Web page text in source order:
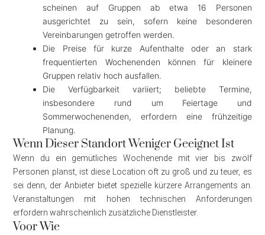
scheinen auf Gruppen ab etwa 16 Personen
ausgerichtet zu sein, sofern keine besonderen
Vereinbarungen getroffen werden.
Die Preise für kurze Aufenthalte oder an stark
frequentierten Wochenenden können für kleinere
Gruppen relativ hoch ausfallen.
Die Verfügbarkeit variiert; beliebte Termine,
insbesondere rund um Feiertage und
Sommerwochenenden, erfordern eine frühzeitige
Planung.
Wenn Dieser Standort Weniger Geeignet Ist
Wenn du ein gemütliches Wochenende mit vier bis zwölf
Personen planst, ist diese Location oft zu groß und zu teuer, es
sei denn, der Anbieter bietet spezielle kürzere Arrangements an.
Veranstaltungen mit hohen technischen Anforderungen
erfordern wahrscheinlich zusätzliche Dienstleister.
Voor Wie